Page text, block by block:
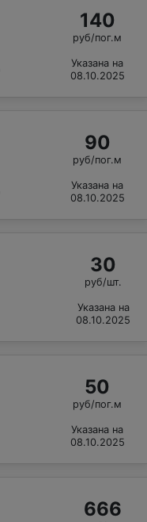
140
руб/пог.м
Указана на
08.10.2025
90
руб/пог.м
Указана на
08.10.2025
30
руб/шт.
Указана на
08.10.2025
50
руб/пог.м
Указана на
08.10.2025
666